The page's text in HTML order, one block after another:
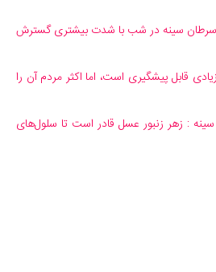
سینه در شب با شدت بیشتری گسترش
قابل پیشگیری است، اما اکثر مردم آن را
: زهر زنبور عسل قادر است تا سلول‌های